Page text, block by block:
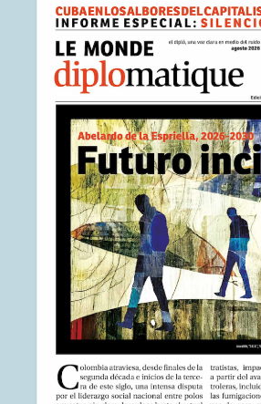
menudo conduce a los empleados de